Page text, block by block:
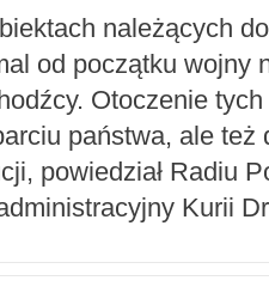
należących
od początku wojny
Otoczenie
państwa, ale też
powiedział Radiu
Kurii